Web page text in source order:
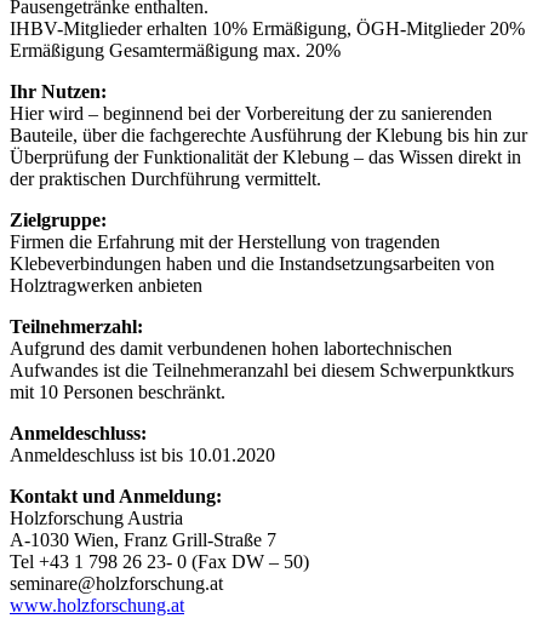
Pausengetränke enthalten.
IHBV-Mitglieder erhalten 10% Ermäßigung, ÖGH-Mitglieder 20%
Ermäßigung Gesamtermäßigung max. 20%
Ihr Nutzen:
Hier wird – beginnend bei der Vorbereitung der zu sanierenden
Bauteile, über die fachgerechte Ausführung der Klebung bis hin zur
Überprüfung der Funktionalität der Klebung – das Wissen direkt in
der praktischen Durchführung vermittelt.
Zielgruppe:
Firmen die Erfahrung mit der Herstellung von tragenden
Klebeverbin­dungen haben und die Instandsetzungsarbeiten von
Holztragwerken anbieten
Teilnehmerzahl:
Aufgrund des damit verbundenen hohen labortechnischen
Aufwandes ist die Teilnehmeranzahl bei diesem Schwerpunktkurs
mit 10 Personen beschränkt.
Anmeldeschluss:
Anmeldeschluss ist bis 10.01.2020
Kontakt und Anmeldung:
Holzforschung Austria
A-1030 Wien, Franz Grill-Straße 7
Tel +43 1 798 26 23- 0 (Fax DW – 50)
seminare@holzforschung.at
www.holzforschung.at